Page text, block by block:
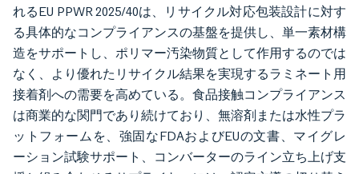
れるEU PPWR 2025/40は、リサイクル対応包装設計に対す
る具体的なコンプライアンスの基盤を提供し、単一素材構
造をサポートし、ポリマー汚染物質として作用するのでは
なく、より優れたリサイクル結果を実現するラミネート用
接着剤への需要を高めている。食品接触コンプライアンス
は商業的な関門であり続けており、無溶剤または水性プラ
ットフォームを、強固なFDAおよびEUの文書、マイグレ
ーション試験サポート、コンバーターのライン立ち上げ支